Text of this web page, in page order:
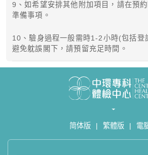
9、如希望安排其他附加項目，請在預
準備事項。
10、驗身過程一般需時1-2小時(包括登
避免躭誤閣下，請預留充足時間。
简体版 | 繁體版 | 電